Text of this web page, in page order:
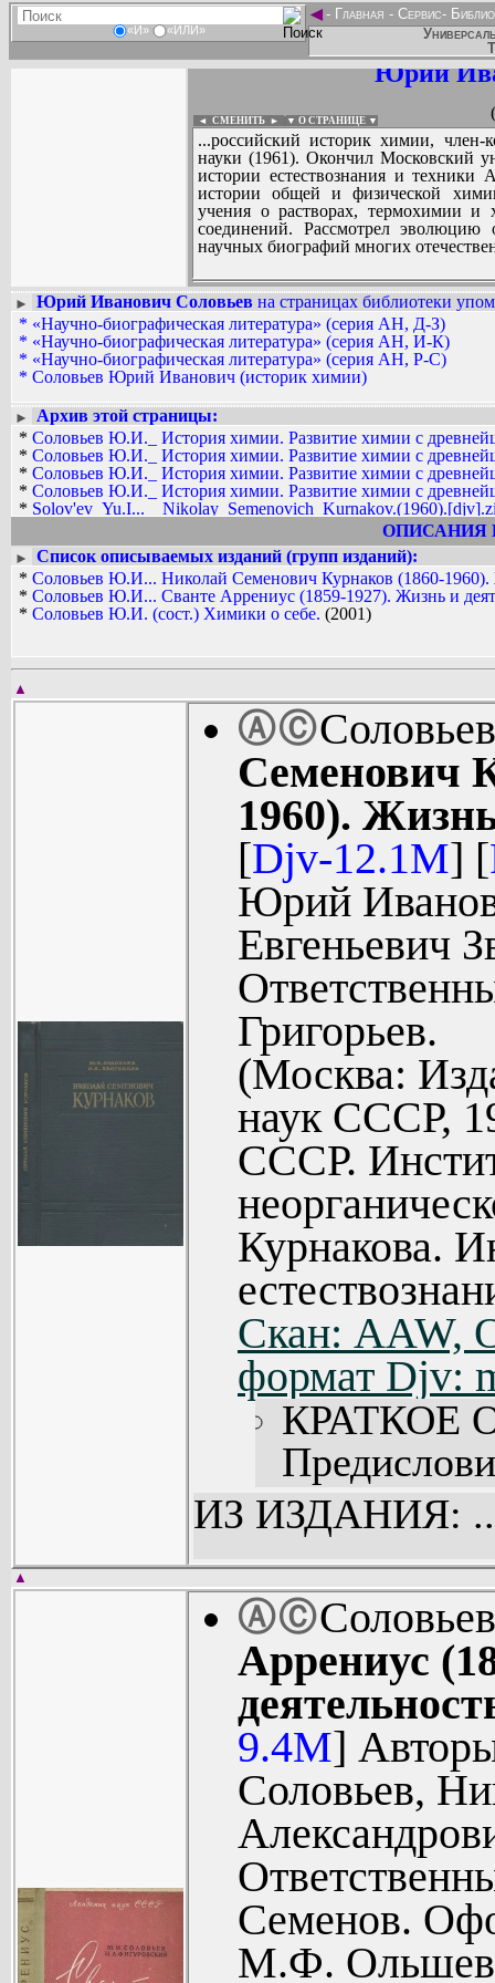
«И» «ИЛИ»
◄- Главная - Сервис-
Юрий
◄ СМЕНИТЬ ► ▼ О СТРАНИЦЕ ▼
...российский историк химии, член-
науки (1961). Окончил Московский
истории естествознания и
истории общей и физической
учения о растворах, термохимии и
соединений. Рассмотрел
научных биографий многих
Вадим Ершов...
AAW, mor...
СПИСОК НЕКОТОРЫХ
► Юрий Иванович Соловьев на страницах библиотеки
* «Научно-биографическая литература» (серия АН, Д-З)
* «Научно-биографическая литература» (серия АН, И-К)
* «Научно-биографическая литература» (серия АН, Р-С)
* Соловьев Юрий Иванович (историк химии)
►
Архив этой страницы:
* Соловьев Ю.И._ История химии. Развитие химии с
* Соловьев Ю.И._ История химии. Развитие химии с
* Соловьев Ю.И._ История химии. Развитие химии с
* Соловьев Ю.И._ История химии. Развитие химии с
*
*Solov'ev_Yu.I...__Svante_Arenius.(1959).[djv].zip
*Solov'ev_Yu.I...__Svante_Arenius.(1959).[pdf].zip
* Solov'ev_Yu.I._(sost.)__Himiki_o_sebe.(2001).[djv].zip
* Solov'ev_Yu.I._(sost.)__Himiki_o_sebe.(2001).[pdf].zip
ОПИСАНИЯ
►
Список описываемых изданий (групп изданий):
* Соловьев Ю.И... Николай Семенович Курнаков (1860-1960).
* Соловьев Ю.И... Сванте Аррениус (1859-1927). Жизнь и
* Соловьев Ю.И. (сост.) Химики о себе. (2001)
▲
ⒶⒸ
Семенович
1960).
[Djv-12.1M] [
Юрий
Евгеньевич
Григорьев.
(Москва:
наук СССР,
СССР.
Курнакова.
Скан: AAW,
формат Djv:
КРАТКОЕ
От авторов
Глава I.
годы.
Глава
Глава
Работы по
ИЗ ИЗДАНИЯ:
▲
ⒶⒸ
Аррениус
9.4M]
Соловьев,
Семенов.
М.Ф.